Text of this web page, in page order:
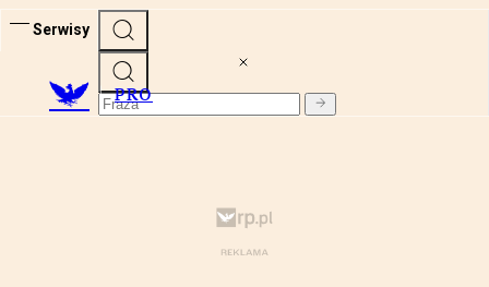
Serwisy
PRO